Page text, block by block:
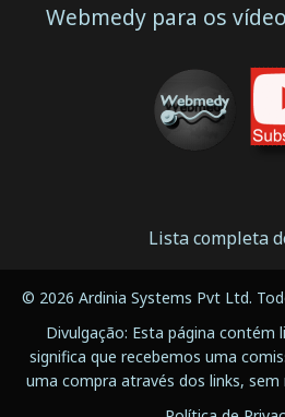
Webmedy para os
Lista completa
© 2026 Ardinia Systems Pvt Ltd.
Divulgação: Esta página contém
significa que recebemos uma
uma compra através dos links,